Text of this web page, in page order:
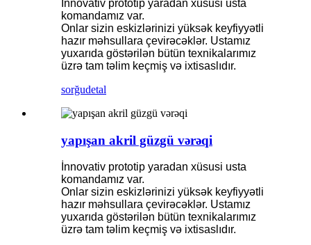
İnnovativ prototip yaradan xüsusi usta
komandamız var.
Onlar sizin eskizlərinizi yüksək keyfiyyətli
hazır məhsullara çevirəcəklər. Ustamız
yuxarıda göstərilən bütün texnikalarımız
üzrə tam təlim keçmiş və ixtisaslıdır.
sorğudetal
yapışan akril güzgü vərəqi
İnnovativ prototip yaradan xüsusi usta
komandamız var.
Onlar sizin eskizlərinizi yüksək keyfiyyətli
hazır məhsullara çevirəcəklər. Ustamız
yuxarıda göstərilən bütün texnikalarımız
üzrə tam təlim keçmiş və ixtisaslıdır.